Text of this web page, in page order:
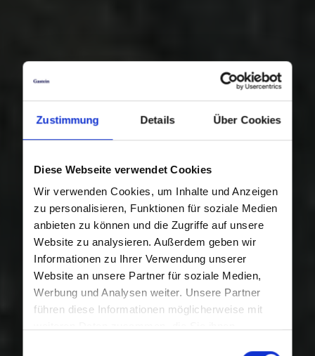
Zustimmung Details Über Cookies
Diese Webseite verwendet Cookies
Wir verwenden Cookies, um Inhalte und Anzeigen
zu personalisieren, Funktionen für soziale Medien
anbieten zu können und die Zugriffe auf unsere
Website zu analysieren. Außerdem geben wir
Informationen zu Ihrer Verwendung unserer
Website an unsere Partner für soziale Medien,
Werbung und Analysen weiter. Unsere Partner
führen diese Informationen möglicherweise mit